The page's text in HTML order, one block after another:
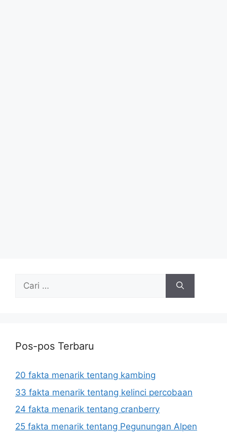
Cari
Pos-pos Terbaru
20 fakta menarik tentang kambing
33 fakta menarik tentang kelinci percobaan
24 fakta menarik tentang cranberry
25 fakta menarik tentang Pegunungan Alpen